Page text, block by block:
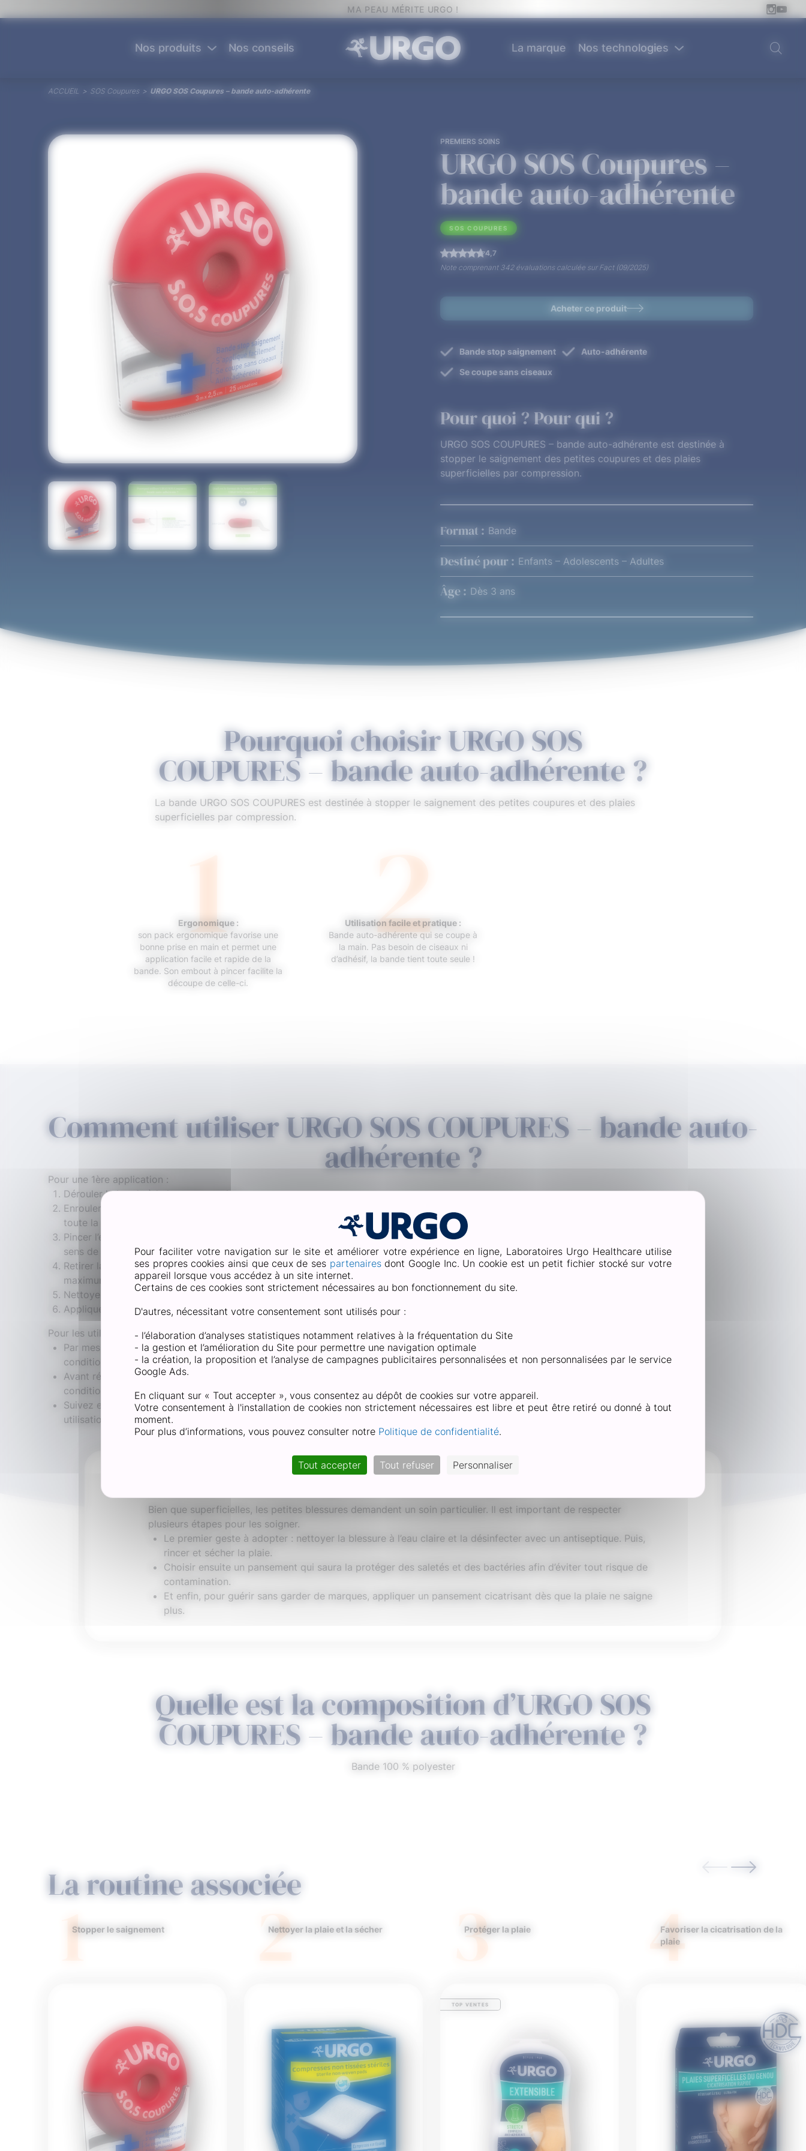
MA PEAU MÉRITE URGO !
Nos produits Nos conseils La marque Nos technologies
ACCUEIL > SOS Coupures > URGO SOS Coupures – bande auto-adhérente
PREMIERS SOINS
URGO SOS Coupures –
bande auto-adhérente
SOS COUPURES
4,7
Note comprenant 342 évaluations calculée sur Fact (09/2025)
Acheter ce produit
Bande stop saignement
Auto-adhérente
Se coupe sans ciseaux
Pour quoi ? Pour qui ?
URGO SOS COUPURES – bande auto-adhérente est destinée à
stopper le saignement des petites coupures et des plaies
superficielles par compression.
Format : Bande
Destiné pour : Enfants – Adolescents – Adultes
Âge : Dès 3 ans
Pourquoi choisir URGO SOS
COUPURES – bande auto-adhérente ?
La bande URGO SOS COUPURES est destinée à stopper le saignement des petites coupures et des plaies
superficielles par compression.
1
Ergonomique :
son pack ergonomique favorise une
bonne prise en main et permet une
application facile et rapide de la
bande. Son embout à pincer facilite la
découpe de celle-ci.
2
Utilisation facile et pratique :
Bande auto-adhérente qui se coupe à
la main. Pas besoin de ciseaux ni
d’adhésif, la bande tient toute seule !
Comment utiliser URGO SOS COUPURES – bande auto-
adhérente ?
Pour une 1ère application :
Dérouler la bande à la longueur voulue.
Enrouler la bande sur 2 à 3 tours en chevauchant légèrement sur
toute la zone de la plaie pour stopper le saignement.
Pincer l’embout pour bloquer la bande puis tirer la bande dans le
sens de la longueur jusqu’à déchirement.
Retirer la bande dès que le saignement est stoppé et au
maximum 30 minutes après application.
Nettoyer, désinfecter, rincer et sécher la plaie.
Appliquer éventuellement un pansement approprié.
Pour les utilisations suivantes :
Par mesure d’hygiène, n’utilisez pas la partie dépassant du
conditionnement.
Avant réutilisation, couper et jeter le morceau dépassant du
conditionnement.
Suivez ensuite le même mode d’emploi que pour la 1ère
utilisation.
Bien que superficielles, les petites blessures demandent un soin particulier. Il est important de respecter
plusieurs étapes pour les soigner.
Le premier geste à adopter : nettoyer la blessure à l’eau claire et la désinfecter avec un antiseptique. Puis,
rincer et sécher la plaie.
Choisir ensuite un pansement qui saura la protéger des saletés et des bactéries afin d’éviter tout risque de
contamination.
Et enfin, pour guérir sans garder de marques, appliquer un pansement cicatrisant dès que la plaie ne saigne
plus.
Quelle est la composition d’URGO SOS
COUPURES – bande auto-adhérente ?
Bande 100 % polyester
La routine associée
1
Stopper le saignement 2
Nettoyer la plaie et la sécher 3
Protéger la plaie
TOP VENTES
4
Favoriser la cicatrisation de la
plaie
Pour faciliter votre navigation sur le site et améliorer votre expérience en ligne, Laboratoires Urgo Healthcare utilise
ses propres cookies ainsi que ceux de ses partenairesdont Google Inc. Un cookie est un petit fichier stocké sur votre
appareil lorsque vous accédez à un site internet.
Certains de ces cookies sont strictement nécessaires au bon fonctionnement du site.
D'autres, nécessitant votre consentement sont utilisés pour :
- l’élaboration d’analyses statistiques notamment relatives à la fréquentation du Site
- la gestion et l’amélioration du Site pour permettre une navigation optimale
- la création, la proposition et l’analyse de campagnes publicitaires personnalisées et non personnalisées par le service
Google Ads.
En cliquant sur « Tout accepter », vous consentez au dépôt de cookies sur votre appareil.
Votre consentement à l'installation de cookies non strictement nécessaires est libre et peut être retiré ou donné à tout
moment.
Pour plus d’informations, vous pouvez consulter notre Politique de confidentialité.
Tout accepter Tout refuser Personnaliser